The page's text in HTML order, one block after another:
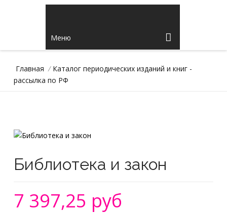
Меню
Главная / Каталог периодических изданий и книг -
рассылка по РФ
Библиотека и закон
7 397,25 руб